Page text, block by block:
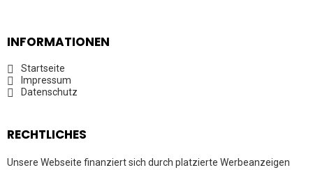
INFORMATIONEN
Startseite
Impressum
Datenschutz
RECHTLICHES
Unsere Webseite finanziert sich durch platzierte Werbeanzeigen